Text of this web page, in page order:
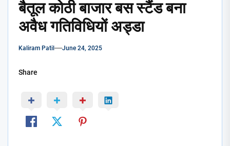
बैतूल कोठी बाजार बस स्टैंड बना
अवैध गतिविधियों अड्डा
Kaliram Patil June 24, 2025
Share